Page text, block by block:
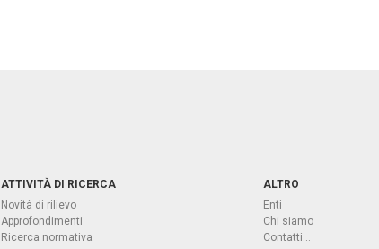
ATTIVITÀ DI RICERCA
Novità di rilievo
Approfondimenti
Ricerca normativa
ALTRO
Enti
Chi siamo
Contatti...